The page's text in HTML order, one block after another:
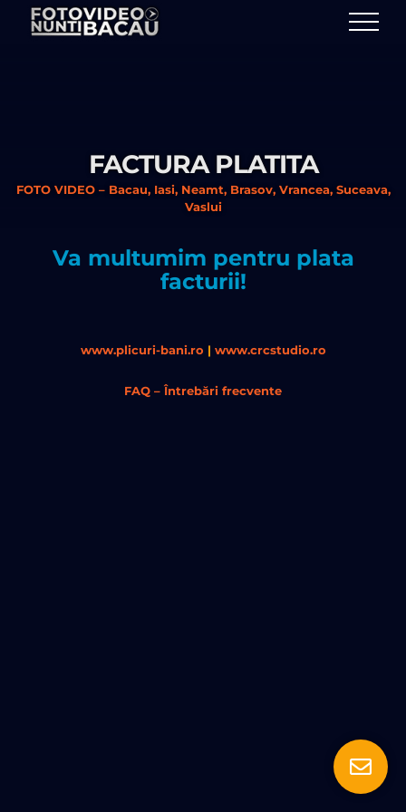
FACTURA PLATITA
FOTO VIDEO – Bacau, Iasi, Neamt, Brasov, Vrancea, Suceava,
Vaslui
Va multumim pentru plata
facturii!
www.plicuri-bani.ro | www.crcstudio.ro
FAQ – Întrebări frecvente